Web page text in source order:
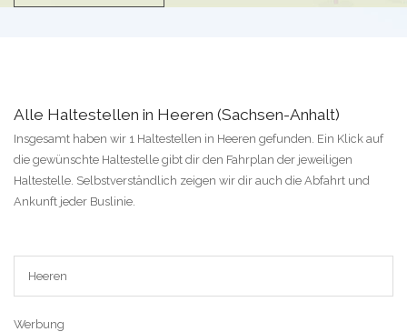
Alle Haltestellen in Heeren (Sachsen-Anhalt)
Insgesamt haben wir 1 Haltestellen in Heeren gefunden. Ein Klick auf
die gewünschte Haltestelle gibt dir den Fahrplan der jeweiligen
Haltestelle. Selbstverständlich zeigen wir dir auch die Abfahrt und
Ankunft jeder Buslinie.
Heeren
Werbung